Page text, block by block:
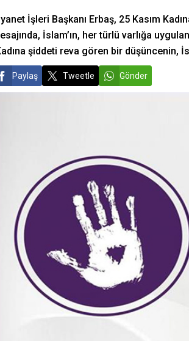
İşleri Başkanı Erbaş, 25 Kasım
İslam’ın, her türlü varlığa
şiddeti reva gören bir düşüncenin,
Paylaş Tweetle Gönder